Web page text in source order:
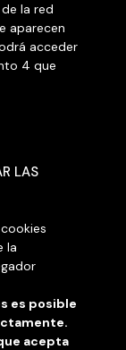
la red
aparecen
acceder
4 que
LAS
la
es posible
acepta